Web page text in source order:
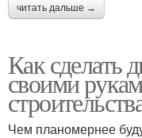
читать дальше →
Как сделать
своими
Чем планомернее